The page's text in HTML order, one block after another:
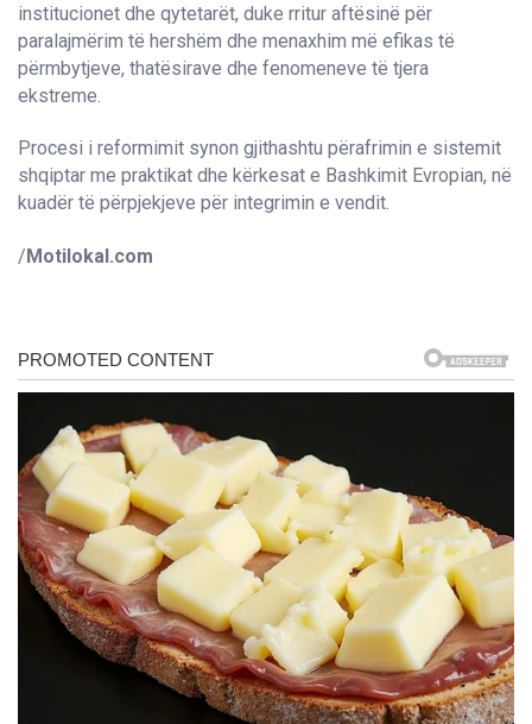
institucionet dhe qytetarët, duke rritur aftësinë për
paralajmërim të hershëm dhe menaxhim më efikas të
përmbytjeve, thatësirave dhe fenomeneve të tjera
ekstreme.
Procesi i reformimit synon gjithashtu përafrimin e sistemit
shqiptar me praktikat dhe kërkesat e Bashkimit Evropian, në
kuadër të përpjekjeve për integrimin e vendit.
/Motilokal.com